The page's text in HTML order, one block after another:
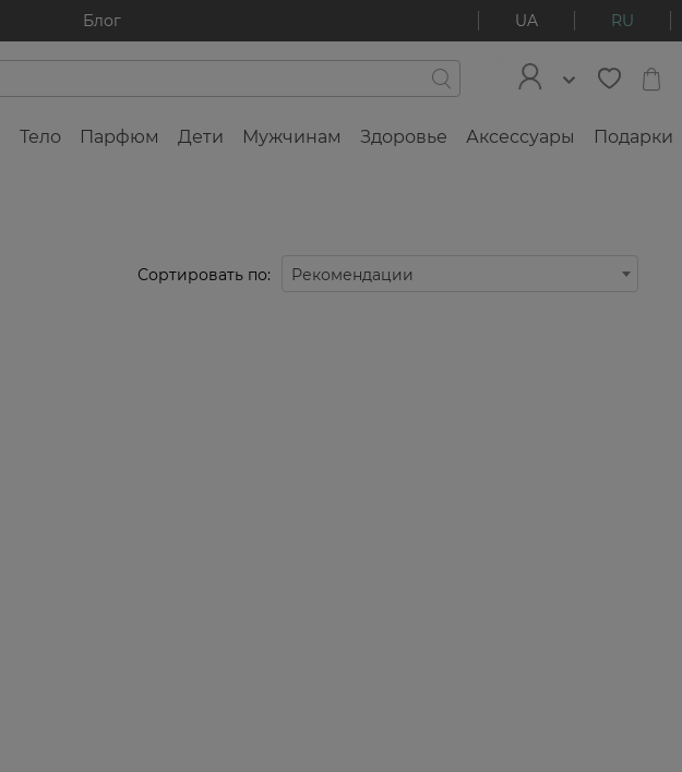
Блог UA RU
Тело Парфюм Дети Мужчинам Здоровье Аксессуары Подарки
Сортировать по: Рекомендации